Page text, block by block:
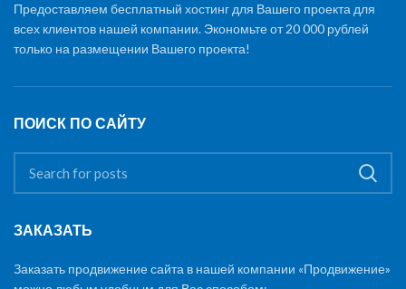
Предоставляем бесплатный хостинг для Вашего проекта для
всех клиентов нашей компании. Экономьте от 20 000 рублей
только на размещении Вашего проекта!
ПОИСК ПО САЙТУ
ЗАКАЗАТЬ
Заказать продвижение сайта в нашей компании «Продвижение»